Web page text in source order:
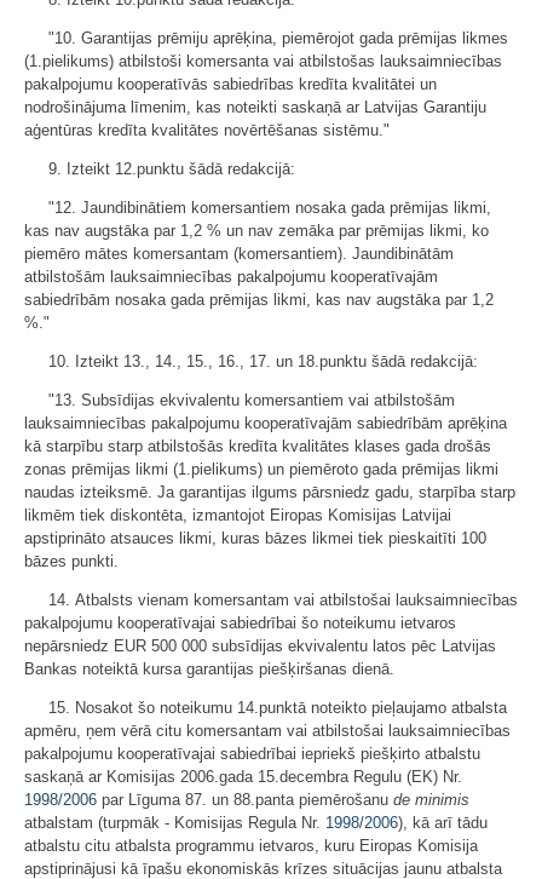
"10. Garantijas prēmiju aprēķina, piemērojot gada prēmijas likmes
(1.pielikums) atbilstoši komersanta vai atbilstošas lauksaimniecības
pakalpojumu kooperatīvās sabiedrības kredīta kvalitātei un
nodrošinājuma līmenim, kas noteikti saskaņā ar Latvijas Garantiju
aģentūras kredīta kvalitātes novērtēšanas sistēmu."
9. Izteikt 12.punktu šādā redakcijā:
"12. Jaundibinātiem komersantiem nosaka gada prēmijas likmi,
kas nav augstāka par 1,2 % un nav zemāka par prēmijas likmi, ko
piemēro mātes komersantam (komersantiem). Jaundibinātām
atbilstošām lauksaimniecības pakalpojumu kooperatīvajām
sabiedrībām nosaka gada prēmijas likmi, kas nav augstāka par 1,2
%."
10. Izteikt 13., 14., 15., 16., 17. un 18.punktu šādā redakcijā:
"13. Subsīdijas ekvivalentu komersantiem vai atbilstošām
lauksaimniecības pakalpojumu kooperatīvajām sabiedrībām aprēķina
kā starpību starp atbilstošās kredīta kvalitātes klases gada drošās
zonas prēmijas likmi (1.pielikums) un piemēroto gada prēmijas likmi
naudas izteiksmē. Ja garantijas ilgums pārsniedz gadu, starpība starp
likmēm tiek diskontēta, izmantojot Eiropas Komisijas Latvijai
apstiprināto atsauces likmi, kuras bāzes likmei tiek pieskaitīti 100
bāzes punkti.
14. Atbalsts vienam komersantam vai atbilstošai lauksaimniecības
pakalpojumu kooperatīvajai sabiedrībai šo noteikumu ietvaros
nepārsniedz EUR 500 000 subsīdijas ekvivalentu latos pēc Latvijas
Bankas noteiktā kursa garantijas piešķiršanas dienā.
15. Nosakot šo noteikumu 14.punktā noteikto pieļaujamo atbalsta
apmēru, ņem vērā citu komersantam vai atbilstošai lauksaimniecības
pakalpojumu kooperatīvajai sabiedrībai iepriekš piešķirto atbalstu
saskaņā ar Komisijas 2006.gada 15.decembra Regulu (EK) Nr.
1998/2006 par Līguma 87. un 88.panta piemērošanu de minimis
atbalstam (turpmāk - Komisijas Regula Nr. 1998/2006), kā arī tādu
atbalstu citu atbalsta programmu ietvaros, kuru Eiropas Komisija
apstiprinājusi kā īpašu ekonomiskās krīzes situācijas jaunu atbalsta